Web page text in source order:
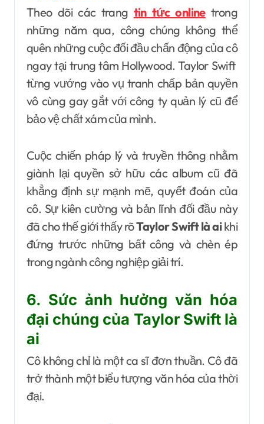
Theo dõi các trang tin tức onlinetrong
những năm qua, công chúng không thể
quên những cuộc đối đầu chấn động của cô
ngay tại trung tâm Hollywood. Taylor Swift
từng vướng vào vụ tranh chấp bản quyền
vô cùng gay gắt với công ty quản lý cũ để
bảo vệ chất xám của mình.
Cuộc chiến pháp lý và truyền thông nhằm
giành lại quyền sở hữu các album cũ đã
khẳng định sự mạnh mẽ, quyết đoán của
cô. Sự kiên cường và bản lĩnh đối đầu này
đã cho thế giới thấy rõTaylor Swift là aikhi
đứng trước những bất công và chèn ép
trong ngành công nghiệp giải trí.
6. Sức ảnh hưởng văn hóa
đại chúng của Taylor Swift là
ai
Cô không chỉ là một ca sĩ đơn thuần. Cô đã
trở thành một biểu tượng văn hóa của thời
đại.